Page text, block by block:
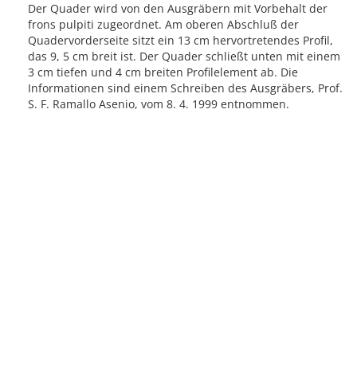
Der Quader wird von den Ausgräbern mit Vorbehalt der
frons pulpiti zugeordnet. Am oberen Abschluß der
Quadervorderseite sitzt ein 13 cm hervortretendes Profil,
das 9, 5 cm breit ist. Der Quader schließt unten mit einem
3 cm tiefen und 4 cm breiten Profilelement ab. Die
Informationen sind einem Schreiben des Ausgräbers, Prof.
S. F. Ramallo Asenio, vom 8. 4. 1999 entnommen.